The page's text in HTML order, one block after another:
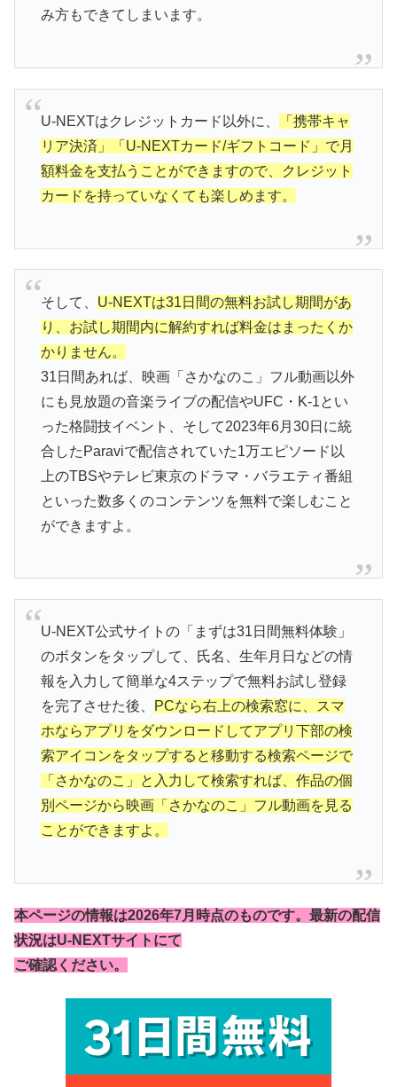
み方もできてしまいます。
U-NEXTはクレジットカード以外に、
「携帯キャ
リア決済」「U-NEXTカード/ギフトコード」で月
額料金を支払うことができますので、クレジット
カードを持っていなくても楽しめます。
そして、 U-NEXTは31日間の無料お試し期間があ
り、お試し期間内に解約すれば料金はまったくか
かりません。
31日間あれば、映画「さかなのこ」フル動画以外
にも見放題の音楽ライブの配信やUFC・K-1とい
った格闘技イベント、そして2023年6月30日に統
合したParaviで配信されていた1万エピソード以
上のTBSやテレビ東京のドラマ・バラエティ番組
といった数多くのコンテンツを無料で楽しむこと
ができますよ。
U-NEXT公式サイトの「まずは31日間無料体験」
のボタンをタップして、氏名、生年月日などの情
報を入力して簡単な4ステップで無料お試し登録
を完了させた後、
PCなら右上の検索窓に、スマ
ホならアプリをダウンロードしてアプリ下部の検
索アイコンをタップすると移動する検索ページで
「さかなのこ」と入力して検索すれば、作品の個
別ページから映画「さかなのこ」フル動画を見る
ことができますよ。
本ページの情報は2026年7月時点のものです。最新の配信
状況はU-NEXTサイトにて
ご確認ください。